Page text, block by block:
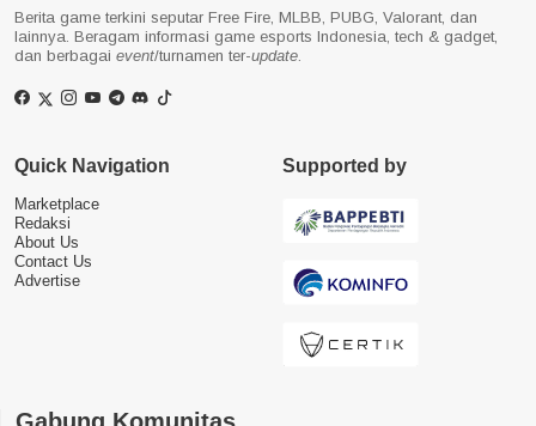
Berita game terkini seputar Free Fire, MLBB, PUBG, Valorant, dan
lainnya. Beragam informasi game esports Indonesia, tech & gadget,
dan berbagai event/turnamen ter-update.
Quick Navigation
Marketplace
Redaksi
About Us
Contact Us
Advertise
Supported by